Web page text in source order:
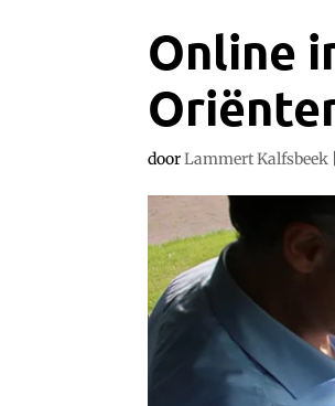
Online
doorLammert Kalfsbeek